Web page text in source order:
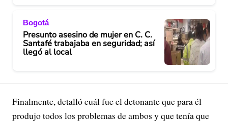
Bogotá
Presunto asesino de mujer en C. C.
Santafé trabajaba en seguridad; así
llegó al local
Finalmente, detalló cuál fue el detonante que para él
produjo todos los problemas de ambos y que tenía que